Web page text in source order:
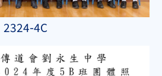
2324-4C